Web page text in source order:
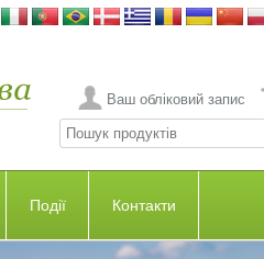
Ваш обліковий запис
Події Контакти